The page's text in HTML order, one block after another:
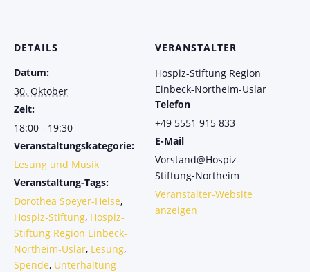
DETAILS
Datum:
30. Oktober
Zeit:
18:00 - 19:30
Veranstaltungskategorie:
Lesung und Musik
Veranstaltung-Tags:
Dorothea Speyer-Heise,
Hospiz-Stiftung, Hospiz-
Stiftung Region Einbeck-
Northeim-Uslar, Lesung,
Spende, Unterhaltung
VERANSTALTER
Hospiz-Stiftung Region
Einbeck-Northeim-Uslar
Telefon
+49 5551 915 833
E-Mail
Vorstand@Hospiz-
Stiftung-Northeim
Veranstalter-Website
anzeigen